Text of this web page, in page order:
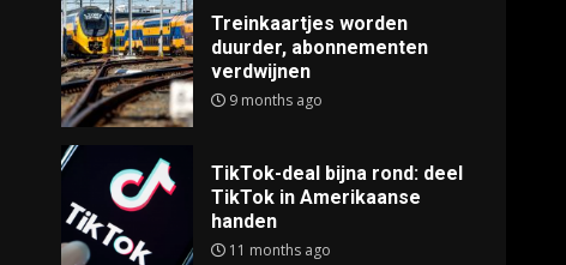
Treinkaartjes worden
duurder, abonnementen
verdwijnen
9 months ago
TikTok-deal bijna rond: deel
TikTok in Amerikaanse
handen
11 months ago